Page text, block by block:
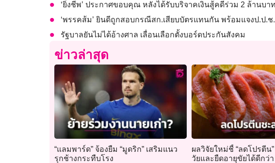
‘ยิ่งชีพ’ ประกาศขอบคุณ หลังได้รับบริจาคเงินสู้คดีร่วม 2 ล้านบาท
‘พรรคส้ม’ ยินดีถูกสอบกรณีสก.เสียบบัตรแทนกัน พร้อมแจงป.ป.ช
รัฐบาลยันไม่ได้อ้างศาล เลื่อนเลือกตั้งบอร์ดประกันสังคม
ข่าวล่าสุด
“แลมพาร์ด” จ้องยืม “มูดริก” เสริมแนว
รุกช้างกระทืบโรง
ผลวิจัยใหม่ชี้ “ลดโปรตีน
วัยและยืดอายุขัยได้ดีกว่า